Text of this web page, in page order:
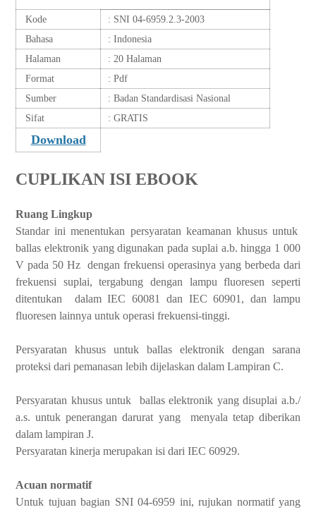
Kode
: SNI 04-6959.2.3-2003
Bahasa
: Indonesia
Halaman
: 20 Halaman
Format
: Pdf
Sumber
: Badan Standardisasi Nasional
Sifat
: GRATIS
Download
CUPLIKAN ISI EBOOK
Ruang Lingkup
Standar ini menentukan persyaratan keamanan khusus untuk
ballas elektronik yang digunakan pada suplai a.b. hingga 1 000
V pada 50 Hz dengan frekuensi operasinya yang berbeda dari
frekuensi suplai, tergabung dengan lampu fluoresen seperti
ditentukan dalam IEC 60081 dan IEC 60901, dan lampu
fluoresen lainnya untuk operasi frekuensi-tinggi.
Persyaratan khusus untuk ballas elektronik dengan sarana
proteksi dari pemanasan lebih dijelaskan dalam Lampiran C.
Persyaratan khusus untuk ballas elektronik yang disuplai a.b./
a.s. untuk penerangan darurat yang menyala tetap diberikan
dalam lampiran J.
Persyaratan kinerja merupakan isi dari IEC 60929.
Acuan normatif
Untuk tujuan bagian SNI 04-6959 ini, rujukan normatif yang